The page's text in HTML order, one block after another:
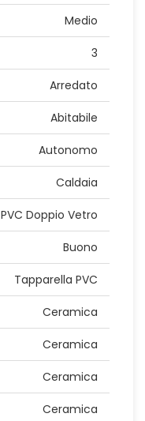
Medio
3
Arredato
Abitabile
Autonomo
Caldaia
PVC Doppio Vetro
Buono
Tapparella PVC
Ceramica
Ceramica
Ceramica
Ceramica